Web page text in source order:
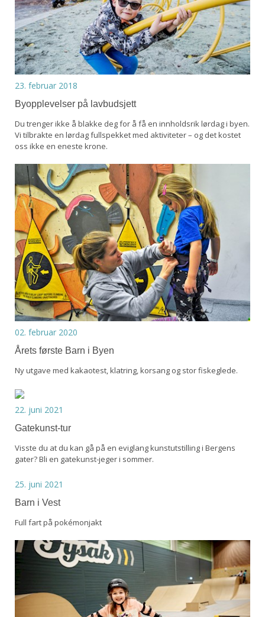
23. februar 2018
Byopplevelser på lavbudsjett
Du trenger ikke å blakke deg for å få en innholdsrik lørdag i byen.
Vi tilbrakte en lørdag fullspekket med aktiviteter – og det kostet
oss ikke en eneste krone.
02. februar 2020
Årets første Barn i Byen
Ny utgave med kakaotest, klatring, korsang og stor fiskeglede.
22. juni 2021
Gatekunst-tur
Visste du at du kan gå på en eviglang kunstutstilling i Bergens
gater? Bli en gatekunst-jeger i sommer.
25. juni 2021
Barn i Vest
Full fart på pokémonjakt